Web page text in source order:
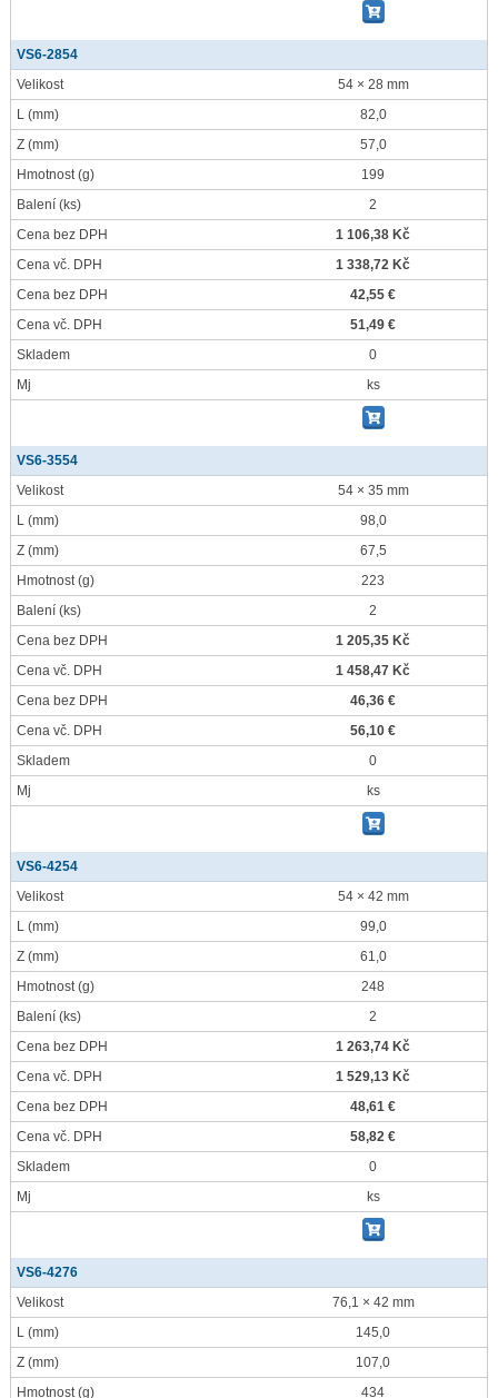
VS6-2854
Velikost
54 × 28 mm
L (mm)
82,0
Z (mm)
57,0
Hmotnost(g)
199
Balení (ks)
2
Cena bez DPH
1 106,38 Kč
Cena vč. DPH
1 338,72 Kč
Cena bez DPH
42,55 €
Cena vč. DPH
51,49 €
Skladem
0
Mj
ks
VS6-3554
Velikost
54 × 35 mm
L (mm)
98,0
Z (mm)
67,5
Hmotnost(g)
223
Balení (ks)
2
Cena bez DPH
1 205,35 Kč
Cena vč. DPH
1 458,47 Kč
Cena bez DPH
46,36 €
Cena vč. DPH
56,10 €
Skladem
0
Mj
ks
VS6-4254
Velikost
54 × 42 mm
L (mm)
99,0
Z (mm)
61,0
Hmotnost(g)
248
Balení (ks)
2
Cena bez DPH
1 263,74 Kč
Cena vč. DPH
1 529,13 Kč
Cena bez DPH
48,61 €
Cena vč. DPH
58,82 €
Skladem
0
Mj
ks
VS6-4276
Velikost
76,1 × 42 mm
L (mm)
145,0
Z (mm)
107,0
Hmotnost(g) 434